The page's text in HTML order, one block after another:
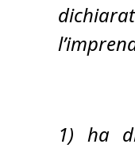
1) ha